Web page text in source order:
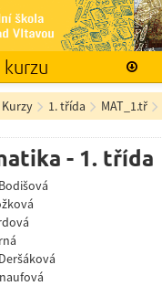
Kurzy 1. třída MAT_1.tř
- 1. třída